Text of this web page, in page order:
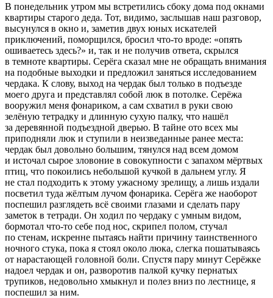
В понедельник утром мы встретились сбоку дома под окнами
квартиры старого деда. Тот, видимо, заслышав наш разговор,
высунулся в окно и, заметив двух юных искателей
приключений, поморщился, бросил что-то вроде: «опять
ошиваетесь здесь?» и, так и не получив ответа, скрылся
в темноте квартиры. Серёга сказал мне не обращать внимания
на подобные выходки и предложил заняться исследованием
чердака. К слову, выход на чердак был только в подъезде
моего друга и представлял собой люк в потолке. Серёжа
вооружил меня фонариком, а сам схватил в руки свою
зелёную тетрадку и длинную сухую палку, что нашёл
за деревянной подъездной дверью. В тайне ото всех мы
приподняли люк и ступили в неизведанные ранее места:
чердак был довольно большим, тянулся над всем домом
и источал сырое зловоние в совокупности с запахом мёртвых
птиц, что покоились небольшой кучкой в дальнем углу. Я
не стал подходить к этому ужасному зрелищу, а лишь издали
посветил туда жёлтым лучом фонарика. Серёга же наоборот
поспешил разглядеть всё своими глазами и сделать пару
заметок в тетради. Он ходил по чердаку с умным видом,
бормотал что-то себе под нос, скрипел полом, стучал
по стенам, искренне пытаясь найти причину таинственного
ночного стука, пока я стоял около люка, слегка пошатываясь
от нарастающей головной боли. Спустя пару минут Серёжке
надоел чердак и он, разворотив палкой кучку пернатых
трупиков, недовольно хмыкнул и полез вниз по лестнице, я
поспешил за ним.